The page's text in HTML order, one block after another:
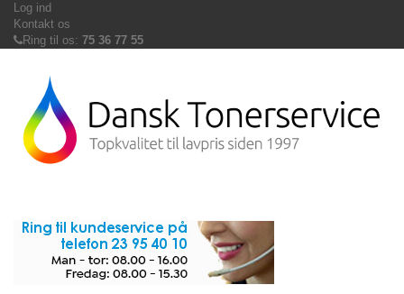
Log ind
Kontakt os
Ring til os: 75 36 77 55